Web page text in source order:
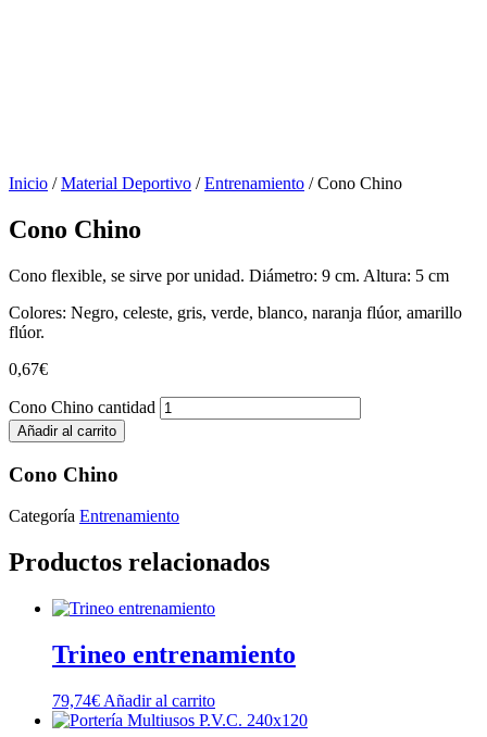
Inicio /Material Deportivo /Entrenamiento / Cono Chino
Cono Chino
Cono flexible, se sirve por unidad. Diámetro: 9 cm. Altura: 5 cm
Colores: Negro, celeste, gris, verde, blanco, naranja flúor, amarillo
flúor.
0,67€
Cono Chino cantidad
Añadir al carrito
Cono Chino
Categoría Entrenamiento
Productos relacionados
Trineo entrenamiento
79,74€ Añadir al carrito